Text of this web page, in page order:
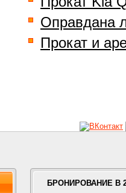
Оправдана
Прокат и
БРОНИРОВАНИЕ В